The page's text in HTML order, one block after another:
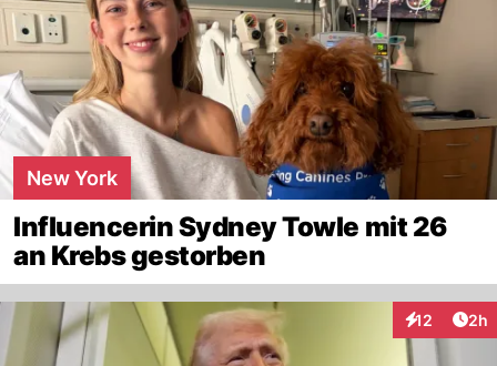
New York
Influencerin Sydney Towle mit 26
an Krebs gestorben
12
Interaktionen
2h